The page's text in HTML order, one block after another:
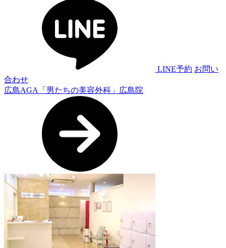
LINE予約 お問い
合わせ
広島AGA「男たちの美容外科」広島院